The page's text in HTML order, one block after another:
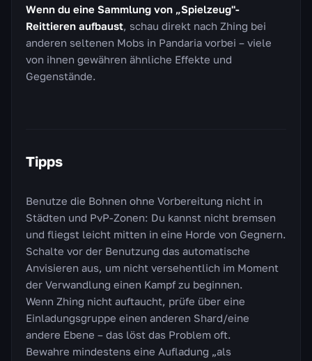
Wenn du eine Sammlung von „Spielzeug"-
Reittieren aufbaust, schau direkt nach Zhing bei
anderen seltenen Mobs in Pandaria vorbei – viele
von ihnen gewähren ähnliche Effekte und
Gegenstände.
Tipps
Benutze die Bohnen ohne Vorbereitung nicht in
Städten und PvP-Zonen: Du kannst nicht bremsen
und fliegst leicht mitten in eine Horde von Gegnern.
Schalte vor der Benutzung das automatische
Anvisieren aus, um nicht versehentlich im Moment
der Verwandlung einen Kampf zu beginnen.
Wenn Zhing nicht auftaucht, prüfe über eine
Einladungsgruppe einen anderen Shard/eine
andere Ebene – das löst das Problem oft.
Bewahre mindestens eine Aufladung „als